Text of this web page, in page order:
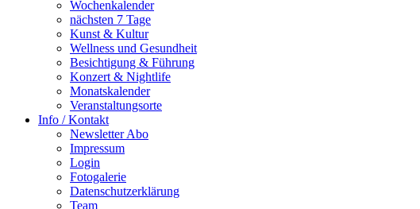
Wochenkalender
nächsten 7 Tage
Kunst & Kultur
Wellness und Gesundheit
Besichtigung & Führung
Konzert & Nightlife
Monatskalender
Veranstaltungsorte
Info / Kontakt
Newsletter Abo
Impressum
Login
Fotogalerie
Datenschutzerklärung
Team